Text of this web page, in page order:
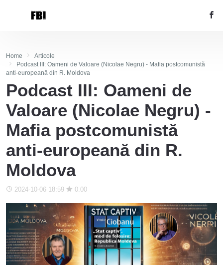
Home
Articole
Podcast III: Oameni de Valoare (Nicolae Negru) - Mafia postcomunistă
anti-europeană din R. Moldova
Podcast III: Oameni de
Valoare (Nicolae Negru) -
Mafia postcomunistă
anti-europeană din R.
Moldova
2024-10-06 18:59 0.00